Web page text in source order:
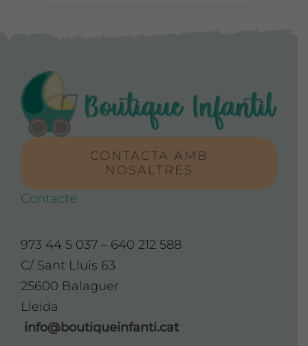
CONTACTA AMB
NOSALTRES
Contacte
973 44 5 037 – 640 212 588
C/ Sant Lluís 63
25600 Balaguer
Lleida
info@boutiqueinfanti.cat